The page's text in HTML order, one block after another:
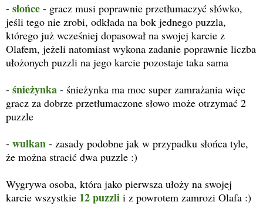
- słońce - gracz musi poprawnie przetłumaczyć słówko,
jeśli tego nie zrobi, odkłada na bok jednego puzzla,
którego już wcześniej dopasował na swojej karcie z
Olafem, jeżeli natomiast wykona zadanie poprawnie liczba
ułożonych puzzli na jego karcie pozostaje taka sama
- śnieżynka - śnieżynka ma moc super zamrażania więc
gracz za dobrze przetłumaczone słowo może otrzymać 2
puzzle
- wulkan - zasady podobne jak w przypadku słońca tyle,
że można stracić dwa puzzle :)
Wygrywa osoba, która jako pierwsza ułoży na swojej
karcie wszystkie 12 puzzli i z powrotem zamrozi Olafa :)